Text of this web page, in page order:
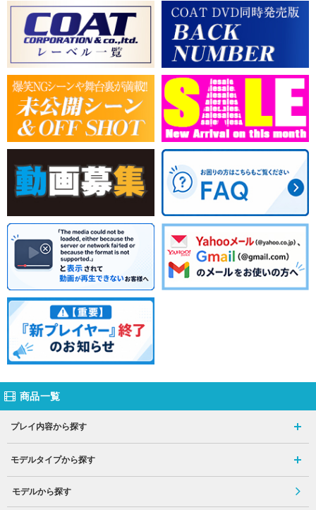
商品一覧
プレイ内容から探す
モデルタイプから探す
モデルから探す